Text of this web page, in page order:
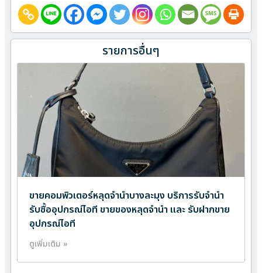
รายการอื่นๆ
ขายคอมพิวเตอร์หลุดจำนำบางละมุง บริการรับจำนำ
รับซื้ออุปกรณ์ไอที ขายของหลุดจำนำ และ รับฝากขาย
อุปกรณ์ไอที
ดูเพิ่มเติม »